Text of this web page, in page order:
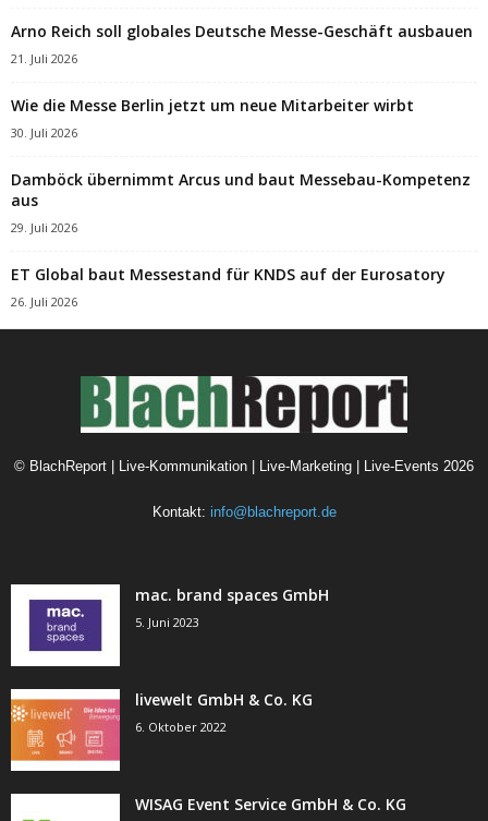
Arno Reich soll globales Deutsche Messe-Geschäft ausbauen
21. Juli 2026
Wie die Messe Berlin jetzt um neue Mitarbeiter wirbt
30. Juli 2026
Damböck übernimmt Arcus und baut Messebau-Kompetenz
aus
29. Juli 2026
ET Global baut Messestand für KNDS auf der Eurosatory
26. Juli 2026
© BlachReport | Live-Kommunikation | Live-Marketing | Live-Events 2026
Kontakt: info@blachreport.de
mac. brand spaces GmbH
5. Juni 2023
livewelt GmbH & Co. KG
6. Oktober 2022
WISAG Event Service GmbH & Co. KG